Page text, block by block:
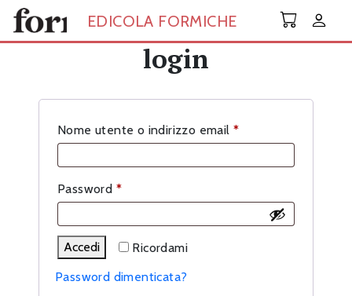
Skip to main content
EDICOLA FORMICHE
login
Nome utente o indirizzo email *Richiesto
Password *Richiesto
Ricordami
Accedi
Password dimenticata?